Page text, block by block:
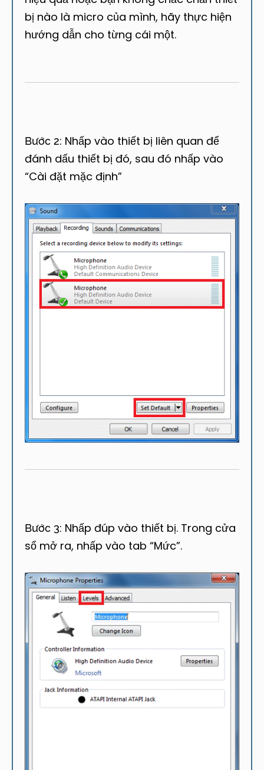
bị nào là micro của mình, hãy thực hiện
hướng dẫn cho từng cái một.
Bước 2: Nhấp vào thiết bị liên quan để
đánh dấu thiết bị đó, sau đó nhấp vào
“Cài đặt mặc định”
Bước 3: Nhấp đúp vào thiết bị. Trong cửa
sổ mở ra, nhấp vào tab “Mức”.